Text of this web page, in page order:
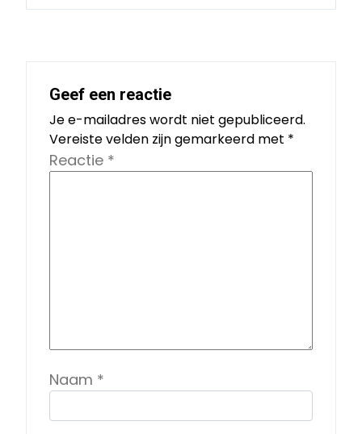
Geef een reactie
Je e-mailadres wordt niet gepubliceerd.
Vereiste velden zijn gemarkeerd met *
Reactie *
Naam *